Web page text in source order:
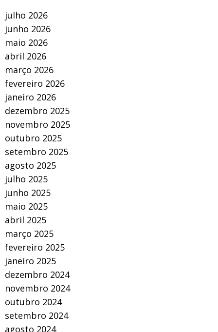
julho 2026
junho 2026
maio 2026
abril 2026
março 2026
fevereiro 2026
janeiro 2026
dezembro 2025
novembro 2025
outubro 2025
setembro 2025
agosto 2025
julho 2025
junho 2025
maio 2025
abril 2025
março 2025
fevereiro 2025
janeiro 2025
dezembro 2024
novembro 2024
outubro 2024
setembro 2024
agosto 2024